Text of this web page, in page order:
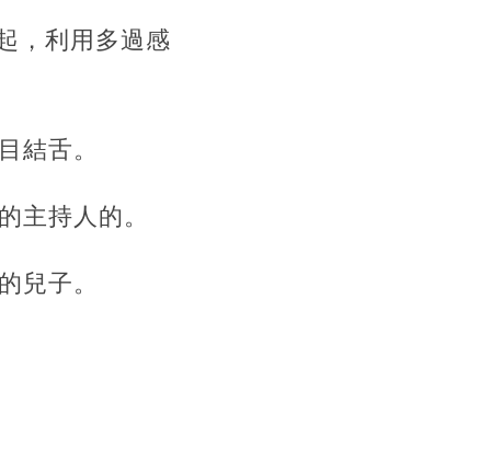
，利用多過感
結舌。
主持人的。
兒子。